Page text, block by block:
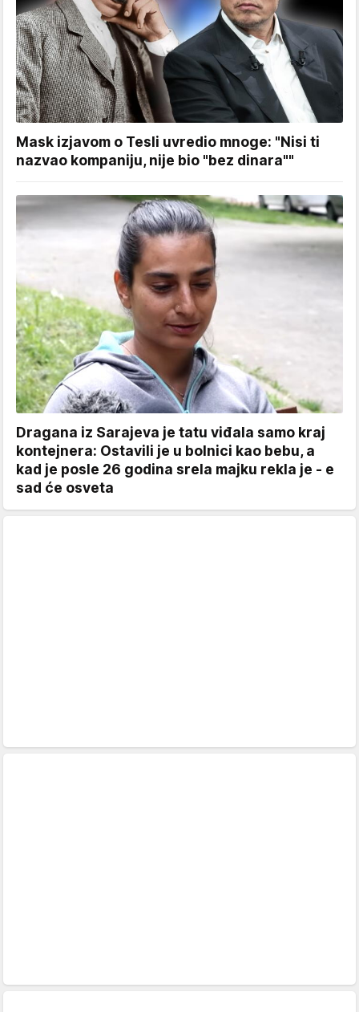
Mask izjavom o Tesli uvredio mnoge: "Nisi ti
nazvao kompaniju, nije bio "bez dinara""
Dragana iz Sarajeva je tatu viđala samo kraj
kontejnera: Ostavili je u bolnici kao bebu, a
kad je posle 26 godina srela majku rekla je - e
sad će osveta